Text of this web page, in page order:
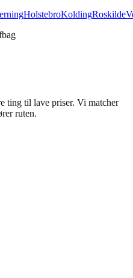
HolstebroKoldingRoskilde
ting til lave priser. Vi matcher
ruten.